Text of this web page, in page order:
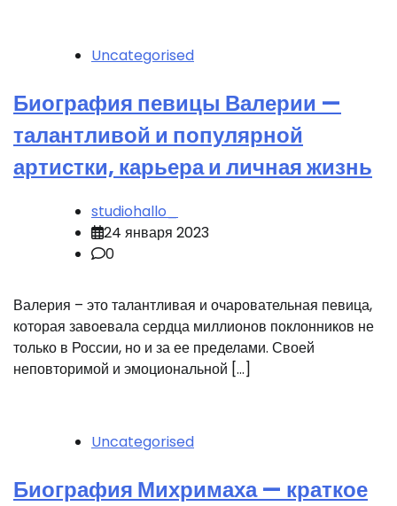
Uncategorised
Биография певицы Валерии —
талантливой и популярной
артистки, карьера и личная жизнь
studiohallo_
24 января 2023
0
Валерия – это талантливая и очаровательная певица,
которая завоевала сердца миллионов поклонников не
только в России, но и за ее пределами. Своей
неповторимой и эмоциональной […]
Uncategorised
Биография Михримаха — краткое